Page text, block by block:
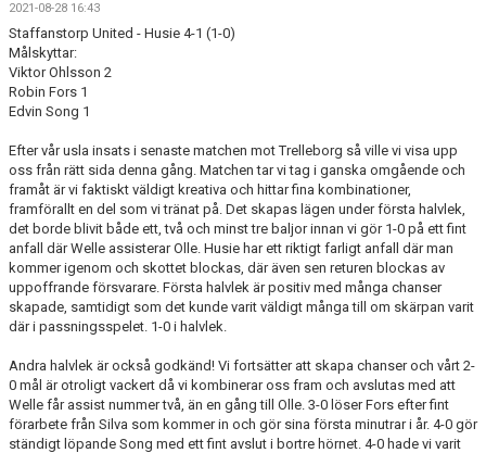
DOKUMENT
KONTAKT
MEDLEMSTIPS
EM / VM TIPS
2021-08-28 16:43
Staffanstorp United - Husie 4-1 (1-0)
Målskyttar:
Viktor Ohlsson 2
Robin Fors 1
Edvin Song 1
Efter vår usla insats i senaste matchen mot Trelleborg så ville vi visa upp
oss från rätt sida denna gång. Matchen tar vi tag i ganska omgående och
framåt är vi faktiskt väldigt kreativa och hittar fina kombinationer,
framförallt en del som vi tränat på. Det skapas lägen under första halvlek,
det borde blivit både ett, två och minst tre baljor innan vi gör 1-0 på ett fint
anfall där Welle assisterar Olle. Husie har ett riktigt farligt anfall där man
kommer igenom och skottet blockas, där även sen returen blockas av
uppoffrande försvarare. Första halvlek är positiv med många chanser
skapade, samtidigt som det kunde varit väldigt många till om skärpan varit
där i passningsspelet. 1-0 i halvlek.
Andra halvlek är också godkänd! Vi fortsätter att skapa chanser och vårt 2-
0 mål är otroligt vackert då vi kombinerar oss fram och avslutas med att
Welle får assist nummer två, än en gång till Olle. 3-0 löser Fors efter fint
förarbete från Silva som kommer in och gör sina första minutrar i år. 4-0 gör
ständigt löpande Song med ett fint avslut i bortre hörnet. 4-0 hade vi varit